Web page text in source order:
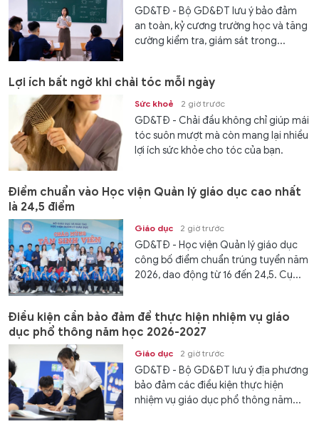
GD&TĐ - Bộ GD&ĐT lưu ý bảo đảm
an toàn, kỷ cương trường học và tăng
cường kiểm tra, giám sát trong...
Lợi ích bất ngờ khi chải tóc mỗi ngày
Sức khoẻ 2 giờ trước
GD&TĐ - Chải đầu không chỉ giúp mái
tóc suôn mượt mà còn mang lại nhiều
lợi ích sức khỏe cho tóc của bạn.
Điểm chuẩn vào Học viện Quản lý giáo dục cao nhất
là 24,5 điểm
Giáo dục 2 giờ trước
GD&TĐ - Học viện Quản lý giáo dục
công bố điểm chuẩn trúng tuyển năm
2026, dao động từ 16 đến 24,5. Cụ...
Điều kiện cần bảo đảm để thực hiện nhiệm vụ giáo
dục phổ thông năm học 2026-2027
Giáo dục 2 giờ trước
GD&TĐ - Bộ GD&ĐT lưu ý địa phương
bảo đảm các điều kiện thực hiện
nhiệm vụ giáo dục phổ thông năm...